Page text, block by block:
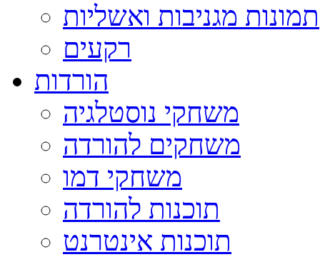
תמונות מגניבות ואשליות
רקעים
הורדות
משחקי נוסטלגיה
משחקים להורדה
משחקי דמו
תוכנות להורדה
תוכנות אינטרנט